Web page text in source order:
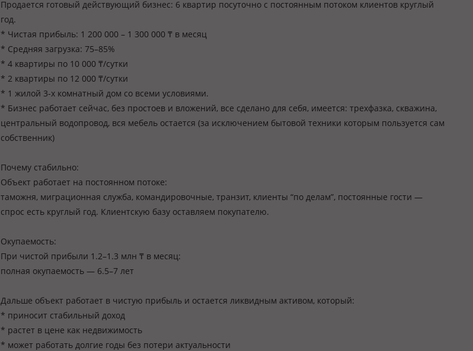
Продается готовый действующий бизнес: 6 квартир посуточно с постоянным потоком клиентов круглый
год.
* Чистая прибыль: 1 200 000 – 1 300 000 ₸ в месяц
* Средняя загрузка: 75–85%
* 4 квартиры по 10 000 ₸/сутки
* 2 квартиры по 12 000 ₸/сутки
* 1 жилой 3-х комнатный дом со всеми условиями.
* Бизнес работает сейчас, без простоев и вложений, все сделано для себя, имеется: трехфазка, скважина,
центральный водопровод, вся мебель остается (за исключением бытовой техники которым пользуется сам
собственник)
Почему стабильно:
Объект работает на постоянном потоке:
таможня, миграционная служба, командировочные, транзит, клиенты “по делам”, постоянные гости —
спрос есть круглый год. Клиентскую базу оставляем покупателю.
Окупаемость:
При чистой прибыли 1.2–1.3 млн ₸ в месяц:
полная окупаемость — 6.5–7 лет
Дальше объект работает в чистую прибыль и остается ликвидным активом, который:
* приносит стабильный доход
* растет в цене как недвижимость
* может работать долгие годы без потери актуальности